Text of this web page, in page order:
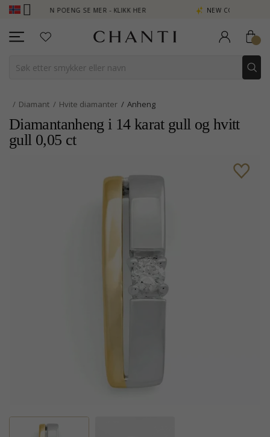
TJEN POENG SE MER - KLIKK HER NEW COLLECTION | AURA
Diamant Hvite diamanter Anheng
Diamantanheng i 14 karat gull og hvitt
gull 0,05 ct